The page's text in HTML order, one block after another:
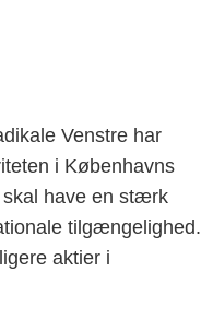
Venstre har
i Københavns
skal have en stærk
tilgængelighed.
aktier i